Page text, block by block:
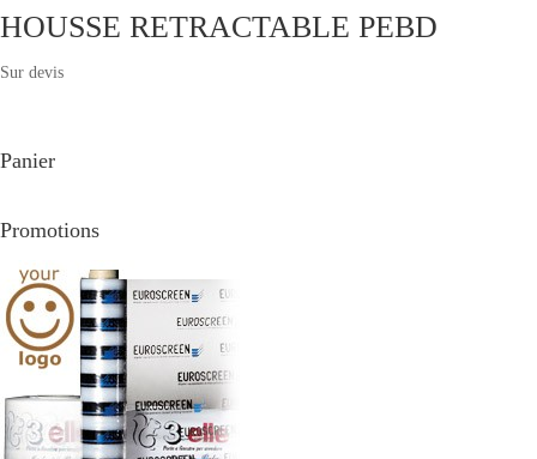
HOUSSE RETRACTABLE PEBD
Sur devis
Panier
Promotions